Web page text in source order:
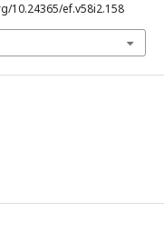
10.24365/ef.v58i2.158